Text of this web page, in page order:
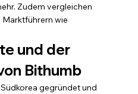
Zudem vergleichen
Marktführern wie
und der
Bithumb
gegründet und